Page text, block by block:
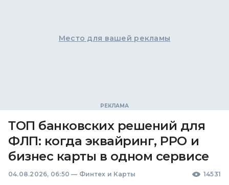
Место для вашей рекламы
ТОП банковских решений для
ФЛП: когда эквайринг, РРО и
бизнес карты в одном сервисе
04.08.2026, 06:50 — Финтех и Карты 14531